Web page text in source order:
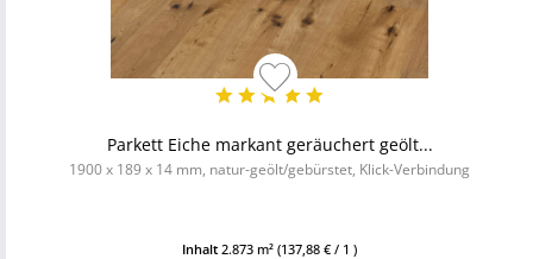
Parkett Eiche markant geräuchert geölt...
1900 x 189 x 14 mm, natur-geölt/gebürstet, Klick-Verbindung
Inhalt 2.873 m² (137,88 € / 1 )